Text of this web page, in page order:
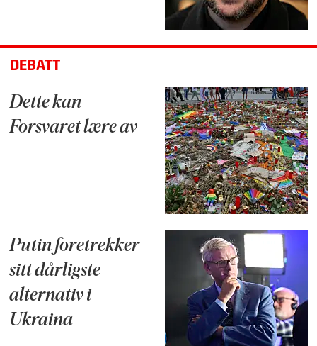
DEBATT
Dette kan
Forsvaret lære av
Putin foretrekker
sitt dårligste
alternativ i
Ukraina